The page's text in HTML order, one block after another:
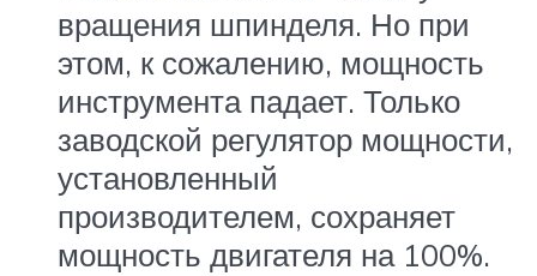
вращения шпинделя. Но при
этом, к сожалению, мощность
инструмента падает. Только
заводской регулятор мощности,
установленный
производителем, сохраняет
мощность двигателя на 100%.